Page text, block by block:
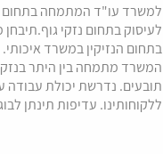
לעיסוק בתחום נזקי
בתחום הנזיקין במשרד איכותי.
המשרד מתמחה בין היתר
תובעים. נדרשת יכולת עבודה
ללקוחותינו. עדיפות תינתן